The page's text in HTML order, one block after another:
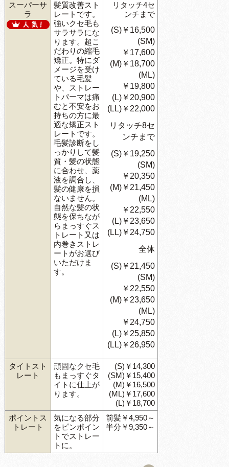
スーパーサ
ラ
髪質改善スト
レートです。
強いクセ毛も
サラサラにな
ります。超こ
だわりの縮毛
矯正。特にダ
メージを受け
ている毛髪
や、ストレー
トパーマは痛
むと不安をお
持ちの方に最
適な矯正スト
レートです。
毛髪診断をし
っかりして髪
質・髪の状態
に合わせ、薬
液を調合し、
髪の健康を損
ないません。
自然な髪の状
態を保ちなが
らまっすぐス
トレート又は
内巻きストレ
ートがお選び
いただけま
す。
リタッチ4セ
ンチまで
(S)￥16,500
(SM)
￥17,600
(M)￥18,700
(ML)
￥19,800
(L)￥20,900
(LL)￥22,000
リタッチ8セ
ンチまで
(S)￥19,250
(SM)
￥20,350
(M)￥21,450
(ML)
￥22,550
(L)￥23,650
(LL)￥24,750
全体
(S)￥21,450
(SM)
￥22,550
(M)￥23,650
(ML)
￥24,750
(L)￥25,850
(LL)￥26,950
タイトスト
レート
頑固なクセ毛
もまっすぐタ
イトに仕上が
ります。
(S)￥14,300
(SM)￥15,400
(M)￥16,500
(ML)￥17,600
(L)￥18,700
ポイントス
トレート
気になる部分
をピンポイン
トでストレー
トに。
前髪￥4,950～
半分￥9,350～